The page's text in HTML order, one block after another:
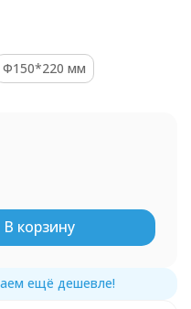
Ф150*220 мм
В корзину